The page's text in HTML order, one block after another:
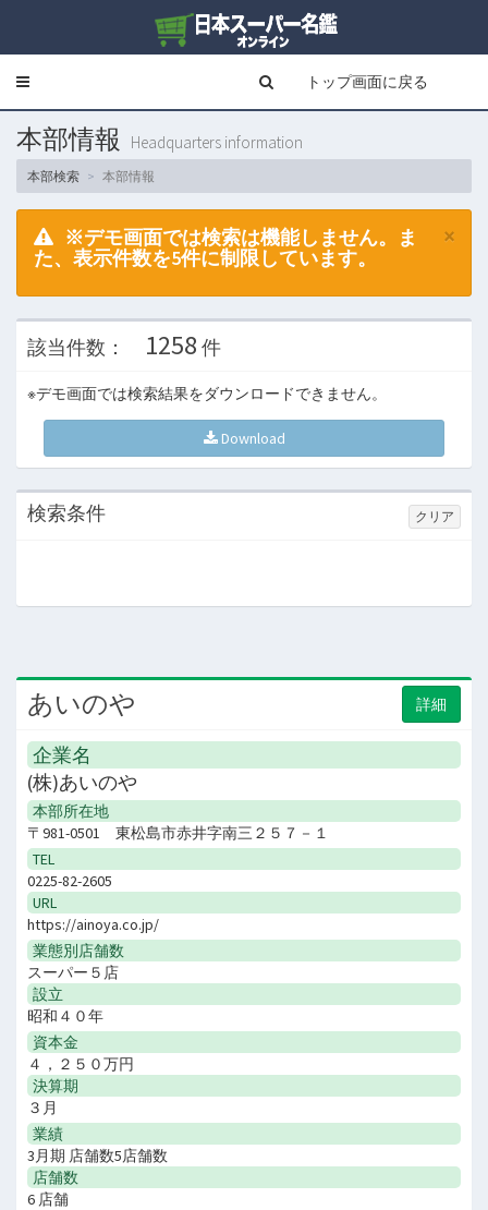
Toggle
トップ画面に戻る
本部情報 Headquarters information
本部検索 本部情報
×
※デモ画面では検索は機能しません。ま
た、表示件数を5件に制限しています。
該当件数： 1258 件
※デモ画面では検索結果をダウンロードできません。
Download
検索条件 クリア
あいのや 詳細
企業名
(株)あいのや
本部所在地
〒981-0501 東松島市赤井字南三２５７－１
TEL
0225-82-2605
URL
https://ainoya.co.jp/
業態別店舗数
スーパー５店
設立
昭和４０年
資本金
４，２５０万円
決算期
３月
業績
3月期 店舗数5店舗数
店舗数
6 店舗